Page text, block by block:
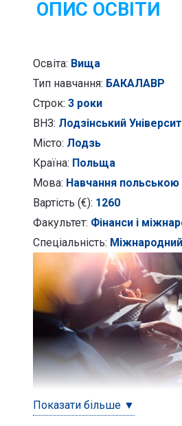
ОПИС ОСВІТИ
Освіта: Вища
Тип навчання: БАКАЛАВР
Строк: 3 роки
ВНЗ: Лодзінський
Місто: Лодзь
Країна: Польща
Мова: Навчання польською
Вартість (€): 1260
Факультет: Фінанси і
Спеціальність:
Показати більше ▼